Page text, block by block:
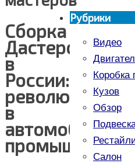
Сборка
Дастеров
в
России:
революция
в
Рубрики
Видео
Коробка
Кузов
Обзор
Салон